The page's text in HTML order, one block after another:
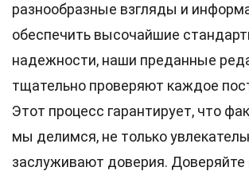
разнообразные взгляды и
обеспечить высочайшие
надежности, наши преданные
тщательно проверяют каждое
Этот процесс гарантирует, что
мы делимся, не только
заслуживают доверия.